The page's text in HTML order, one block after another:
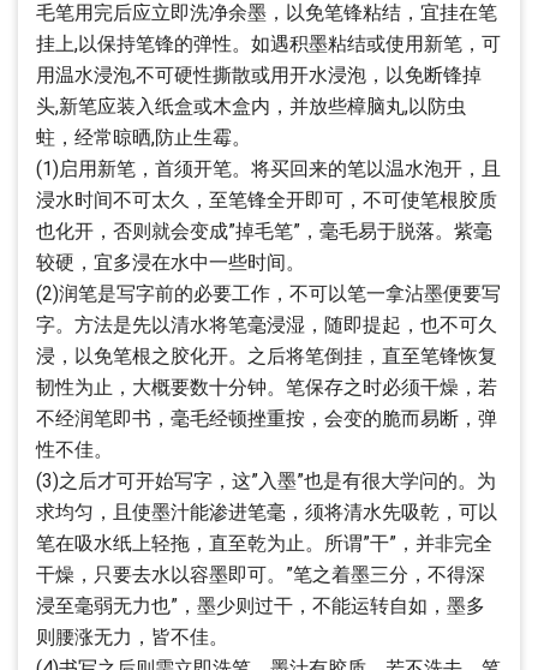
毛笔用完后应立即洗净余墨，以免笔锋粘结，宜挂在笔
挂上,以保持笔锋的弹性。如遇积墨粘结或使用新笔，可
用温水浸泡,不可硬性撕散或用开水浸泡，以免断锋掉
头,新笔应装入纸盒或木盒内，并放些樟脑丸,以防虫
蛀，经常晾晒,防止生霉。
(1)启用新笔，首须开笔。将买回来的笔以温水泡开，且
浸水时间不可太久，至笔锋全开即可，不可使笔根胶质
也化开，否则就会变成”掉毛笔”，毫毛易于脱落。紫毫
较硬，宜多浸在水中一些时间。
(2)润笔是写字前的必要工作，不可以笔一拿沾墨便要写
字。方法是先以清水将笔毫浸湿，随即提起，也不可久
浸，以免笔根之胶化开。之后将笔倒挂，直至笔锋恢复
韧性为止，大概要数十分钟。笔保存之时必须干燥，若
不经润笔即书，毫毛经顿挫重按，会变的脆而易断，弹
性不佳。
(3)之后才可开始写字，这”入墨”也是有很大学问的。为
求均匀，且使墨汁能渗进笔毫，须将清水先吸乾，可以
笔在吸水纸上轻拖，直至乾为止。所谓”干”，并非完全
干燥，只要去水以容墨即可。”笔之着墨三分，不得深
浸至毫弱无力也”，墨少则过干，不能运转自如，墨多
则腰涨无力，皆不佳。